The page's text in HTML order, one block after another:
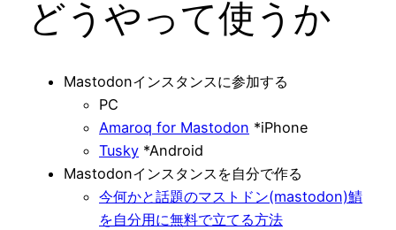
どうやって使うか
Mastodonインスタンスに参加する
PC
Amaroq for Mastodon *iPhone
Tusky *Android
Mastodonインスタンスを自分で作る
今何かと話題のマストドン(mastodon)鯖
を自分用に無料で立てる方法